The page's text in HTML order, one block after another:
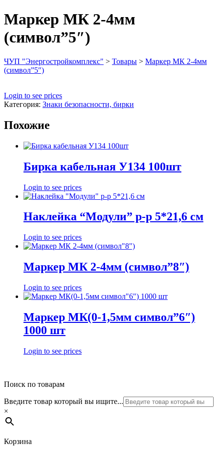
Маркер МК 2-4мм
(символ”5″)
ЧУП "Энергостройкомплекс" > Товары > Маркер МК 2-4мм
(символ”5″)
Login to see prices
Категория: Знаки безопасности, бирки
Похожие
Бирка кабельная У134 100шт
Login to see prices
Наклейка “Модули” р-р 5*21,6 см
Login to see prices
Маркер МК 2-4мм (символ”8″)
Login to see prices
Маркер МК(0-1,5мм символ”6″)
1000 шт
Login to see prices
Поиск по товарам
Введите товар который вы ищите...
×
Корзина